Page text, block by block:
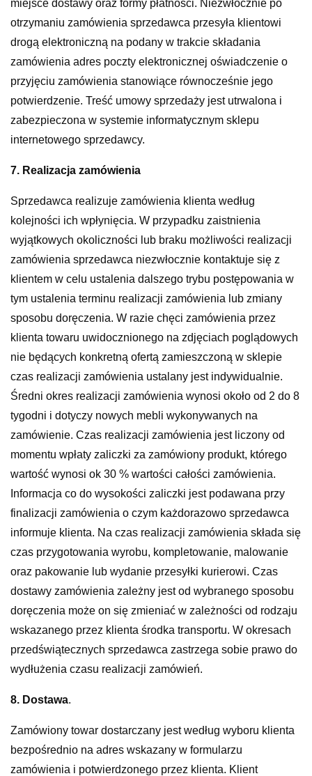
miejsce dostawy oraz formy płatności. Niezwłocznie po
otrzymaniu zamówienia sprzedawca przesyła klientowi
drogą elektroniczną na podany w trakcie składania
zamówienia adres poczty elektronicznej oświadczenie o
przyjęciu zamówienia stanowiące równocześnie jego
potwierdzenie. Treść umowy sprzedaży jest utrwalona i
zabezpieczona w systemie informatycznym sklepu
internetowego sprzedawcy.
7. Realizacja zamówienia
Sprzedawca realizuje zamówienia klienta według
kolejności ich wpłynięcia. W przypadku zaistnienia
wyjątkowych okoliczności lub braku możliwości realizacji
zamówienia sprzedawca niezwłocznie kontaktuje się z
klientem w celu ustalenia dalszego trybu postępowania w
tym ustalenia terminu realizacji zamówienia lub zmiany
sposobu doręczenia. W razie chęci zamówienia przez
klienta towaru uwidocznionego na zdjęciach poglądowych
nie będących konkretną ofertą zamieszczoną w sklepie
czas realizacji zamówienia ustalany jest indywidualnie.
Średni okres realizacji zamówienia wynosi około od 2 do 8
tygodni i dotyczy nowych mebli wykonywanych na
zamówienie. Czas realizacji zamówienia jest liczony od
momentu wpłaty zaliczki za zamówiony produkt, którego
wartość wynosi ok 30 % wartości całości zamówienia.
Informacja co do wysokości zaliczki jest podawana przy
finalizacji zamówienia o czym każdorazowo sprzedawca
informuje klienta. Na czas realizacji zamówienia składa się
czas przygotowania wyrobu, kompletowanie, malowanie
oraz pakowanie lub wydanie przesyłki kurierowi. Czas
dostawy zamówienia zależny jest od wybranego sposobu
doręczenia może on się zmieniać w zależności od rodzaju
wskazanego przez klienta środka transportu. W okresach
przedświątecznych sprzedawca zastrzega sobie prawo do
wydłużenia czasu realizacji zamówień.
8. Dostawa.
Zamówiony towar dostarczany jest według wyboru klienta
bezpośrednio na adres wskazany w formularzu
zamówienia i potwierdzonego przez klienta. Klient